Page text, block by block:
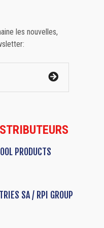
les nouvelles,
PRODUCTS
SA / RPI GROUP